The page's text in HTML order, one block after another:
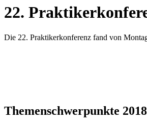
22.
Die 22. Praktikerkonferenz fand von
Themenschwerpunkte 2018